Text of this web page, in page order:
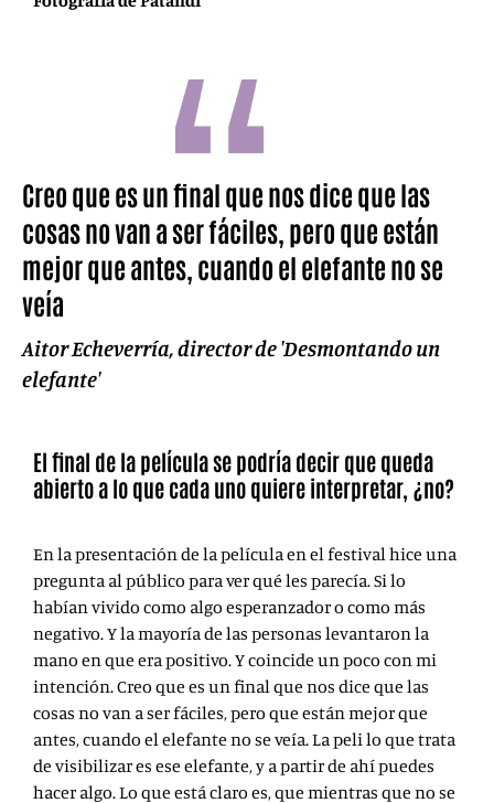
Creo que es un final que nos dice que las
cosas no van a ser fáciles, pero que están
mejor que antes, cuando el elefante no se
veía
Aitor Echeverría, director de 'Desmontando un
elefante'
El final de la película se podría decir que queda
abierto a lo que cada uno quiere interpretar, ¿no?
En la presentación de la película en el festival hice una
pregunta al público para ver qué les parecía. Si lo
habían vivido como algo esperanzador o como más
negativo. Y la mayoría de las personas levantaron la
mano en que era positivo. Y coincide un poco con mi
intención. Creo que es un final que nos dice que las
cosas no van a ser fáciles, pero que están mejor que
antes, cuando el elefante no se veía. La peli lo que trata
de visibilizar es ese elefante, y a partir de ahí puedes
hacer algo. Lo que está claro es, que mientras que no se